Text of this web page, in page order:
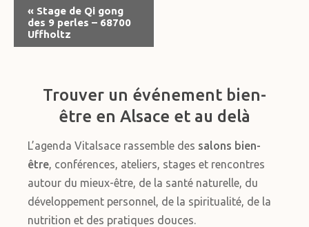
Navigation
Évènement
« Stage de Qi gong
des 9 perles – 68700
Uffholtz
Trouver un événement bien-
être en Alsace et au delà
L’agenda Vitalsace rassemble des salons bien-
être, conférences, ateliers, stages et rencontres
autour du mieux-être, de la santé naturelle, du
développement personnel, de la spiritualité, de la
nutrition et des pratiques douces.